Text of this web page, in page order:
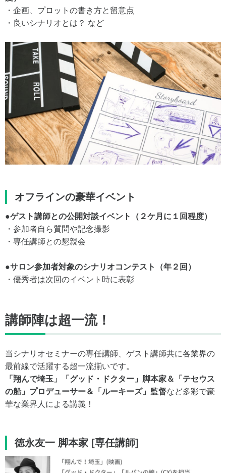
・企画、プロットの書き⽅と留意点
・良いシナリオとは？ など
オフラインの豪華イベント
●ゲスト講師との公開対談イベント（２ケ⽉に１回程度）
・参加者⾃ら質問や記念撮影
・専任講師との懇親会
●サロン参加者対象のシナリオコンテスト（年２回）
・優秀者は次回のイベント時に表彰
講師陣は超一流！
当シナリオセミナーの専任講師、ゲスト講師共に各業界の
最前線で活躍する超一流揃いです。
「翔んで埼玉」「グッド・ドクター」脚本家＆「テセウス
の船」プロデューサー＆「ルーキーズ」監督など多彩で豪
華な業界人による講義！
徳永友⼀ 脚本家 [専任講師]